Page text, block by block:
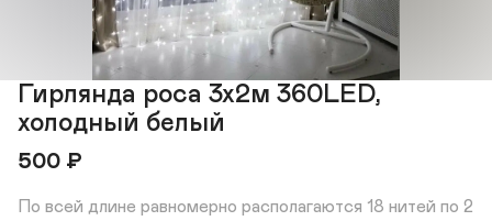
Гирлянда роса 3х2м 360LED,
холодный белый
500 ₽
По всей длине равномерно располагаются 18 нитей по 2